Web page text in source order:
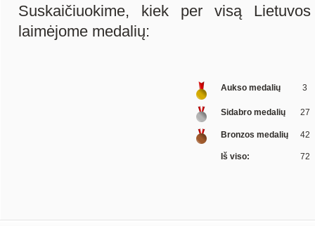
Suskaičiuokime, kiek per visą
laimėjome medalių:
Aukso medalių 3
Sidabro medalių 27
Bronzos medalių 42
Iš viso: 72